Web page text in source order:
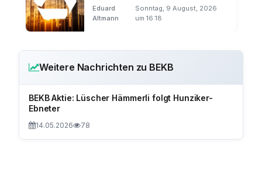
Eduard
Altmann
Sonntag, 9 August, 2026
um 16:18
Weitere Nachrichten zu BEKB
BEKB Aktie: Lüscher Hämmerli folgt Hunziker-
Ebneter
14.05.2026 78